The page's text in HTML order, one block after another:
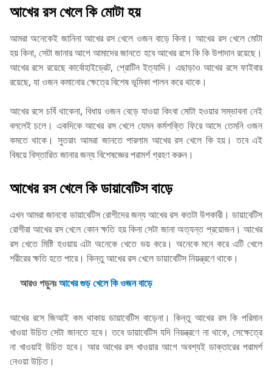
আখের রস খেলে কি মোটা হয়
আমরা অনেকেই জানিনা আখের রস খেলে ওজন বাড়ে কিনা। আখের রস খেলে মোটা
হয় কিনা, সেটা জানার আগে আমাদের জানতে হবে আখের রসে কি কি উপাদান রয়েছে।
আখের রসে রয়েছে কার্বোহাইড্রেট, প্রোটিন ইত্যাদি। এছাড়াও আখের রসে ফাইবার
রয়েছে, যা ওজন কমানোর ক্ষেত্রে বিশেষ ভূমিকা পালন করে থাকে।
আখের রসে চর্বি থাকেনা, বিধায় ওজন বেড়ে যাওয়া কিংবা মোটা হওয়ার সম্ভাবনা নেই
বললেই চলে। একদিকে আখের রস খেলে যেমন কর্মশক্তি ফিরে আসে তেমনি ওজন
কমতে থাকে। সুতরাং আমরা জানতে পারলাম আখের রস খেলে কি হয়। তবে এই
বিষয়ে বিস্তারিত জানার জন্য বিশেষজ্ঞের পরামর্শ গ্রহণ করুন।
আখের রস খেলে কি ডায়াবেটিস বাড়ে
এখন আমরা জানবো ডায়াবেটিস রোগীদের জন্য আখের রস কতটা উপকারী। ডায়াবেটিস
রোগীরা আখের রস খেলে কোন ক্ষতি হয় কিনা সেটা জানা অত্যন্ত প্রয়োজন। আখের
রস খেতে মিষ্টি হওয়ায় এটা অনেকে খেতে ভয় করে। অনেকে মনে করে এটি খেলে
শরীরের ক্ষতি হতে পারে। কিন্তু আখের রস খেলে ডায়াবেটিস নিয়ন্ত্রণে থাকে।
আরও পড়ুনঃআখের গুড় খেলে কি ওজন বাড়ে
আখের রসে জিআই কম থাকায় ডায়াবেটিস বাড়েনা। কিন্তু আখের রস কি পরিমান
খাওয়া উচিত সেটা জানতে হবে। তবে ডায়াবেটিস যদি নিয়ন্ত্রণে না থাকে, সেক্ষেত্রে
না খাওয়াই উচিত হবে। আর আখের রস খাওয়ার আগে অবশ্যই ডাক্তারের পরামর্শ
নেওয়া উচিত।